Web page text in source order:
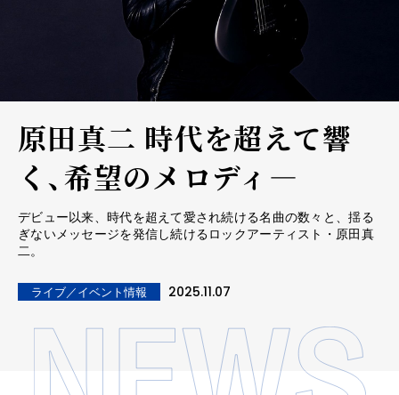
原田真二 時代を超えて響
く、希望のメロディ―
デビュー以来、時代を超えて愛され続ける名曲の数々と、揺る
ぎないメッセージを発信し続けるロックアーティスト・原田真
二。
ライブ／イベント情報 2025.11.07